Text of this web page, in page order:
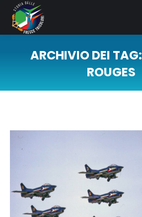
ARCHIVIO DEI TAG:
ROUGES